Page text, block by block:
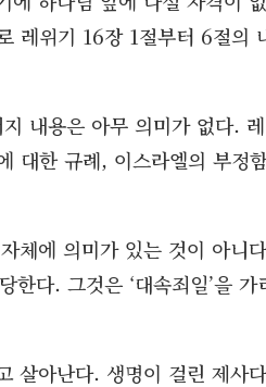
레위기 16장 1절부터 6절의
내용은 아무 의미가 없다. 레
대한 규례, 이스라엘의 부정
체에 의미가 있는 것이 아니
한다. 그것은 ‘대속죄일’을 가
살아난다. 생명이 걸린 제사